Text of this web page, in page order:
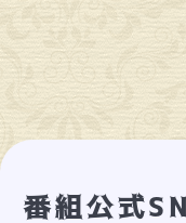
番組公式